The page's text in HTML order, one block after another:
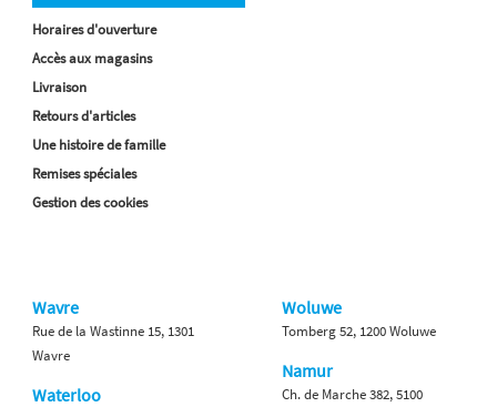
Horaires d'ouverture
Accès aux magasins
Livraison
Retours d'articles
Une histoire de famille
Remises spéciales
Gestion des cookies
Wavre
Rue de la Wastinne 15, 1301
Wavre
Waterloo
Woluwe
Tomberg 52, 1200 Woluwe
Namur
Ch. de Marche 382, 5100